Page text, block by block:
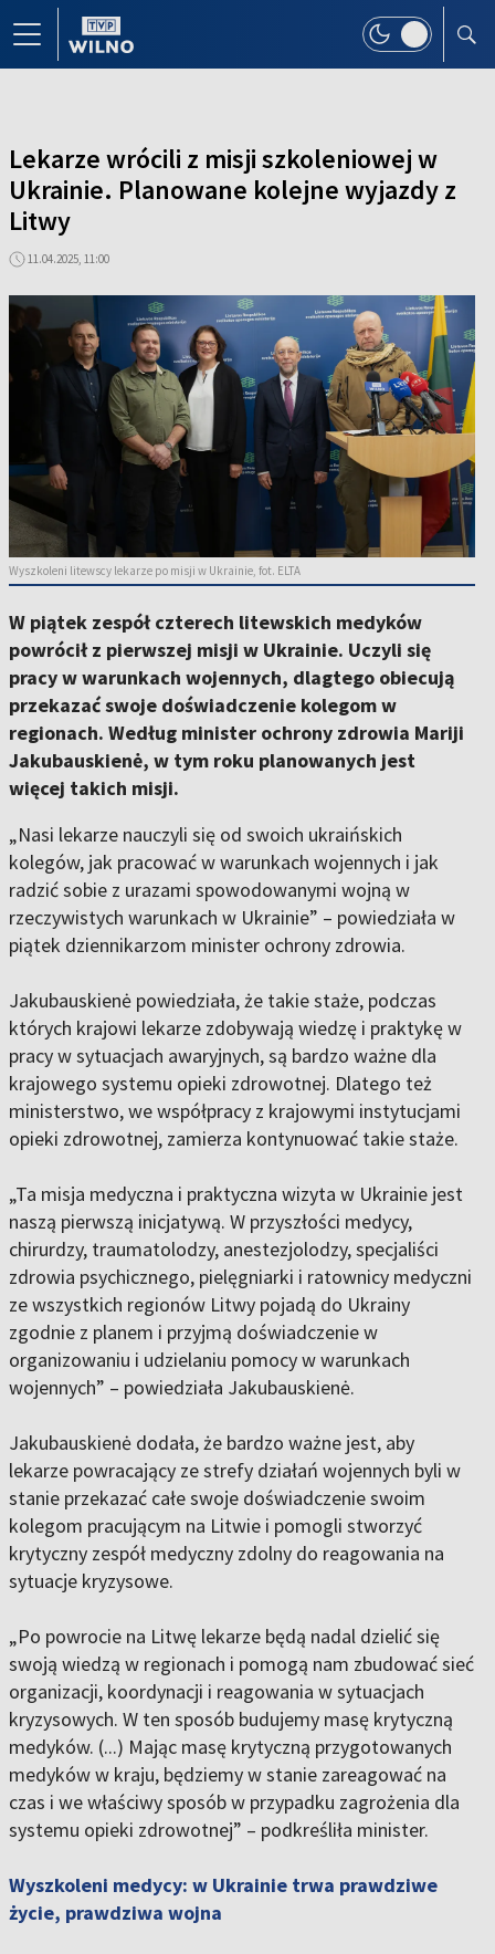
Lekarze wrócili z misji szkoleniowej w
Ukrainie. Planowane kolejne wyjazdy z
Litwy
11.04.2025, 11:00
Wyszkoleni litewscy lekarze po misji w Ukrainie, fot. ELTA
W piątek zespół czterech litewskich medyków
powrócił z pierwszej misji w Ukrainie. Uczyli się
pracy w warunkach wojennych, dlagtego obiecują
przekazać swoje doświadczenie kolegom w
regionach. Według minister ochrony zdrowia Mariji
Jakubauskienė, w tym roku planowanych jest
więcej takich misji.
„Nasi lekarze nauczyli się od swoich ukraińskich
kolegów, jak pracować w warunkach wojennych i jak
radzić sobie z urazami spowodowanymi wojną w
rzeczywistych warunkach w Ukrainie” – powiedziała w
piątek dziennikarzom minister ochrony zdrowia.
Jakubauskienė powiedziała, że takie staże, podczas
których krajowi lekarze zdobywają wiedzę i praktykę w
pracy w sytuacjach awaryjnych, są bardzo ważne dla
krajowego systemu opieki zdrowotnej. Dlatego też
ministerstwo, we współpracy z krajowymi instytucjami
opieki zdrowotnej, zamierza kontynuować takie staże.
„Ta misja medyczna i praktyczna wizyta w Ukrainie jest
naszą pierwszą inicjatywą. W przyszłości medycy,
chirurdzy, traumatolodzy, anestezjolodzy, specjaliści
zdrowia psychicznego, pielęgniarki i ratownicy medyczni
ze wszystkich regionów Litwy pojadą do Ukrainy
zgodnie z planem i przyjmą doświadczenie w
organizowaniu i udzielaniu pomocy w warunkach
wojennych” – powiedziała Jakubauskienė.
Jakubauskienė dodała, że bardzo ważne jest, aby
lekarze powracający ze strefy działań wojennych byli w
stanie przekazać całe swoje doświadczenie swoim
kolegom pracującym na Litwie i pomogli stworzyć
krytyczny zespół medyczny zdolny do reagowania na
sytuacje kryzysowe.
„Po powrocie na Litwę lekarze będą nadal dzielić się
swoją wiedzą w regionach i pomogą nam zbudować sieć
organizacji, koordynacji i reagowania w sytuacjach
kryzysowych. W ten sposób budujemy masę krytyczną
medyków. (...) Mając masę krytyczną przygotowanych
medyków w kraju, będziemy w stanie zareagować na
czas i we właściwy sposób w przypadku zagrożenia dla
systemu opieki zdrowotnej” – podkreśliła minister.
Wyszkoleni medycy: w Ukrainie trwa prawdziwe
życie, prawdziwa wojna